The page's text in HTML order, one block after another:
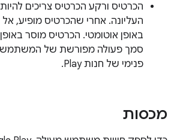
הכרטיס ורקע הכרטיס צריכים
העליונה. אחרי שהכרטיס מופיע, אל
באופן אוטומטי. הכרטיס מוסר
סמך פעולה מפורשת של המשתמש
פנימי של חנות Play.
מכסות